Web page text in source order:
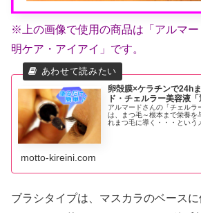
※上の画像で使用の商品は「アルマ
明ケア・アイアイ」です。
卵殻膜×ケラチンで24h
ド・チェルラー美容液
アルマードさんの「チェル
は、まつ毛～根本まで栄養を
れまつ毛に導く・・・という
motto-kireini.com
ブラシタイプは、マスカラのベース